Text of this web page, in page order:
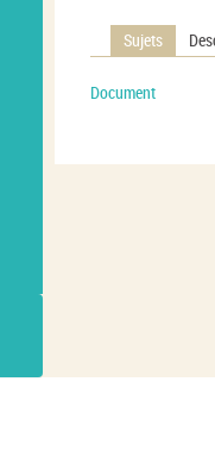
Sujets
Document